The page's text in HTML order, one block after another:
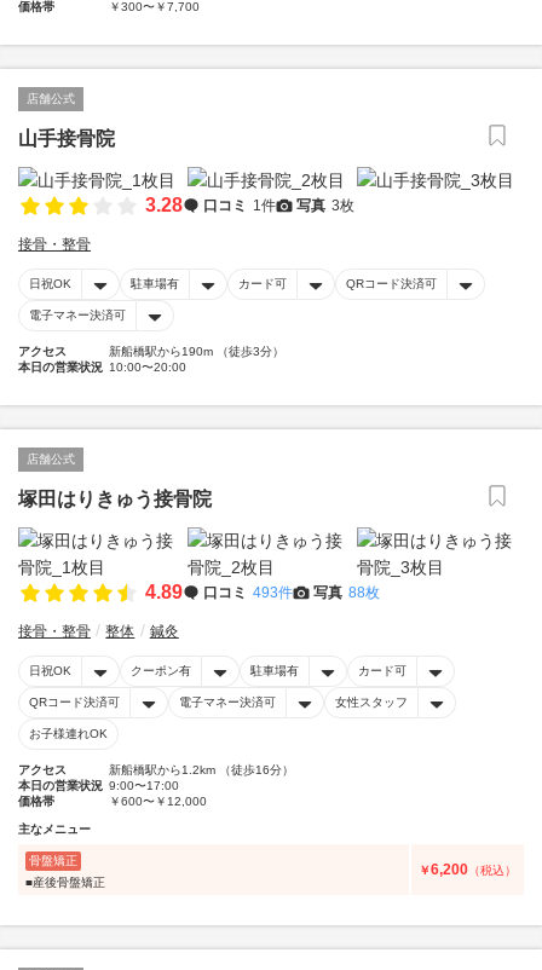
価格帯
￥300〜￥7,700
店舗公式
山手接骨院
3.28 口コミ 1件 写真 3枚
接骨・整骨
日祝OK 駐車場有 カード可 QRコード決済可
電子マネー決済可
アクセス
新船橋駅から190m （徒歩3分）
本日の営業状況 10:00〜20:00
店舗公式
塚田はりきゅう接骨院
4.89 口コミ 493件 写真 88枚
接骨・整骨 整体 鍼灸
日祝OK クーポン有 駐車場有 カード可
QRコード決済可 電子マネー決済可 女性スタッフ
お子様連れOK
アクセス
新船橋駅から1.2km （徒歩16分）
本日の営業状況 9:00〜17:00
価格帯
￥600〜￥12,000
主なメニュー
骨盤矯正
■産後骨盤矯正
￥6,200 （税込）